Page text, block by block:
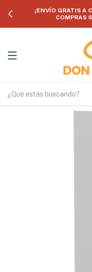
¡ENVÍO GRATIS A
COMPRAS